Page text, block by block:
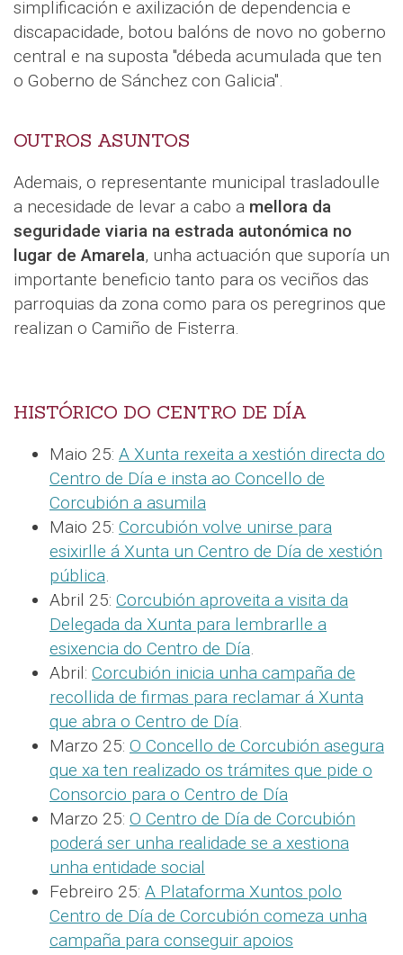
simplificación e axilización de dependencia e
discapacidade, botou balóns de novo no goberno
central e na suposta "débeda acumulada que ten
o Goberno de Sánchez con Galicia".
OUTROS ASUNTOS
Ademais, o representante municipal trasladoulle
a necesidade de levar a cabo a mellora da
seguridade viaria na estrada autonómica no
lugar de Amarela, unha actuación que suporía un
importante beneficio tanto para os veciños das
parroquias da zona como para os peregrinos que
realizan o Camiño de Fisterra.
HISTÓRICO DO CENTRO DE DÍA
Maio 25: A Xunta rexeita a xestión directa do
Centro de Día e insta ao Concello de
Corcubión a asumila
Maio 25: Corcubión volve unirse para
esixirlle á Xunta un Centro de Día de xestión
pública
Abril 25: Corcubión aproveita a visita da
Delegada da Xunta para lembrarlle a
esixencia do Centro de Día
Abril: Corcubión inicia unha campaña de
recollida de firmas para reclamar á Xunta
que abra o Centro de Día
Marzo 25: O Concello de Corcubión asegura
que xa ten realizado os trámites que pide o
Consorcio para o Centro de Día
Marzo 25: O Centro de Día de Corcubión
poderá ser unha realidade se a xestiona
unha entidade social
Febreiro 25: A Plataforma Xuntos polo
Centro de Día de Corcubión comeza unha
campaña para conseguir apoios